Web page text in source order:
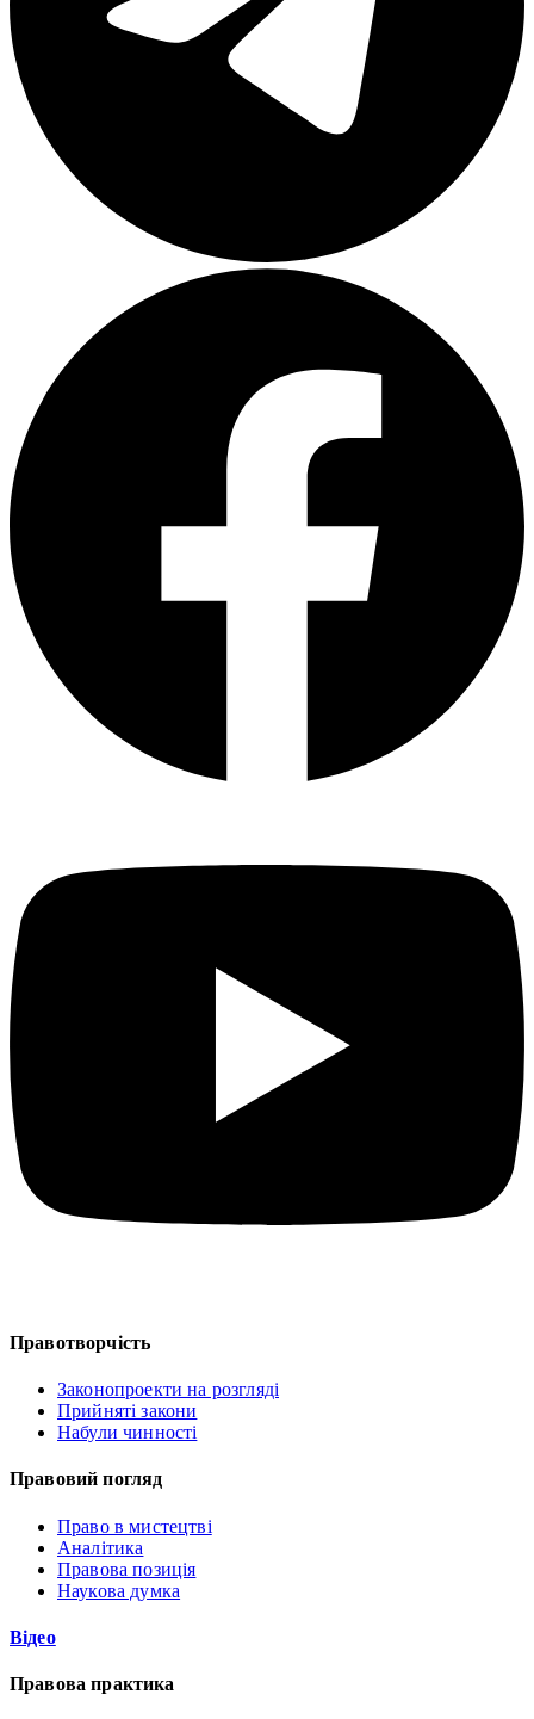
Правотворчість
Законопроекти на розгляді
Прийняті закони
Набули чинності
Правовий погляд
Право в мистецтві
Аналітика
Правова позиція
Наукова думка
Відео
Правова практика